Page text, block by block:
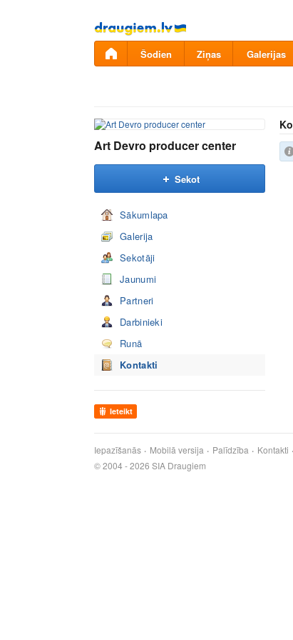
Pāriet
uz
saturu
Šodien Ziņas Galerijas
Art Devro producer center
Sekot
Sākumlapa
Galerija
Sekotāji
Jaunumi
Partneri
Darbinieki
Runā
Kontakti
Ieteikt
Iepazīšanās Mobilā versija Palīdzība Kontakti
© 2004 - 2026 SIA Draugiem